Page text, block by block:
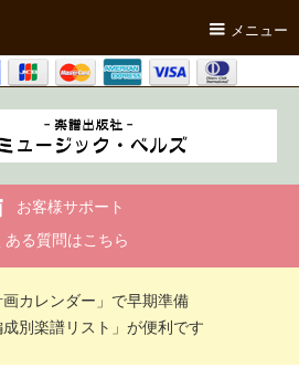
メニュー
お客様サポート
ある質問はこちら
画カレンダー」で早期準備
成別楽譜リスト」が便利です